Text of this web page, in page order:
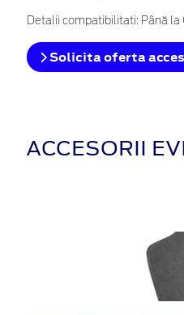
Detalii compatibilitati: Până la
Solicita oferta
ACCESORII